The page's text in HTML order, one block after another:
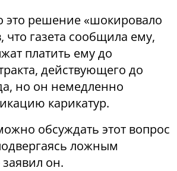
это решение «шокировало
что газета сообщила ему,
платить ему до
действующего до
но он немедленно
карикатур.
обсуждать этот вопрос
ложным
он.